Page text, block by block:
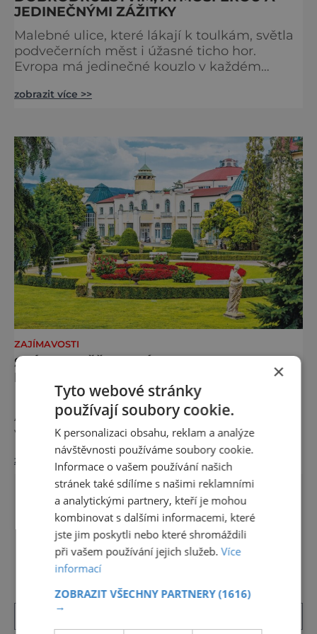
JEDINEČNÝMI ZÁŽITKY
Malebné ulice, které lákají k toulkám, světla
podvečerních měst i úžasné ticho hor.
Evropa má jedinečné kouzlo v každém
zve na cestu plnou inspirace, dobrodružství i
podobě. Města s neopakovatelnou
atmosférou Vydejte se s námi na prohlídku
měst, která patří k
zobrazit více >>
ZAJÍMAVOSTI
SLÁVA PIEŠŤANSKÉHO BAHNA
PŘESÁHLA HRANICE EVROPY
Lidé se sem jezdí léčit už celých 200 let.
A mnoho z těch, kdo Piešťany okusili, se
vrací. Nejenže prospějí svému zdraví, ale užijí
si tu i bohatý společenský život. Když se
řekne slovenské lázně, Piešťany bývají první
volbou. Jejich věhlas je mezinárodní. A není
divu. Město rozprostřené na březích řeky
Váhu je proslulé termálními prameny
zobrazit více >>
DALŠÍ ČLÁNKY ›
×
Tyto webové stránky
používají soubory cookie.
K personalizaci obsahu, reklam a analýze
návštěvnosti používáme soubory cookie.
Informace o vašem používání našich
stránek také sdílíme s našimi reklamními
a analytickými partnery, kteří je mohou
kombinovat s dalšími informacemi, které
jste jim poskytli nebo které shromáždili
při vašem používání jejich služeb.Více
informací
ZOBRAZIT VŠECHNY PARTNERY(1616)
→